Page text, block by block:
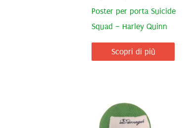
Poster per porta Suicide
Squad – Harley Quinn
Scopri di più